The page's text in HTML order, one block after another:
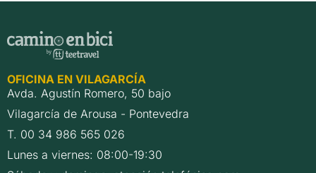
OFICINA EN VILAGARCÍA
Avda. Agustín Romero, 50 bajo
Vilagarcía de Arousa - Pontevedra
T. 00 34 986 565 026
Lunes a viernes: 08:00-19:30